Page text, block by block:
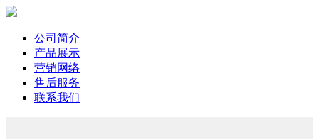
公司简介
产品展示
营销网络
售后服务
联系我们